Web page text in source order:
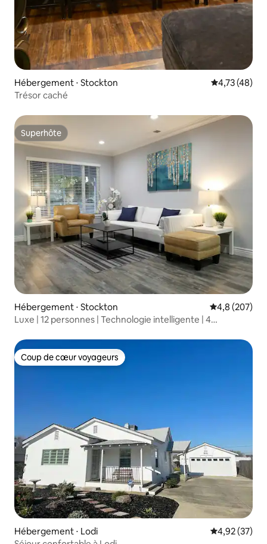
Hébergement ⋅ Stockton Évaluation
4,73 (48)
Trésor caché
Superhôte
Superhôte
Hébergement ⋅ Stockton Évaluation
4,8 (207)
Luxe | 12 personnes | Technologie intelligente | 4
Coup de cœur voyageurs
Coup de cœur voyageurs
Hébergement ⋅ Lodi Évaluation
4,92 (37)